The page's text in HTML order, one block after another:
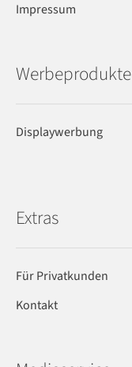
Impressum
Werbeprodukte
Displaywerbung
Extras
Für Privatkunden
Kontakt